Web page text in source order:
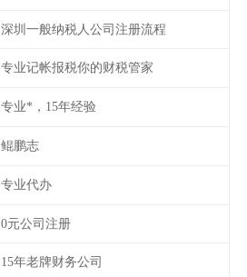
深圳一般纳税人公司注册流程
专业记帐报税你的财税管家
专业*，15年经验
鲲鹏志
专业代办
0元公司注册
15年老牌财务公司